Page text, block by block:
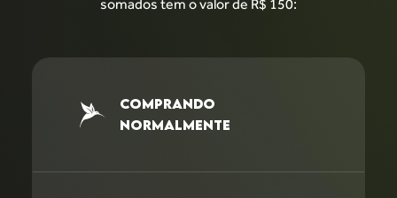
somados tem o valor de R$ 150:
COMPRANDO
NORMALMENTE